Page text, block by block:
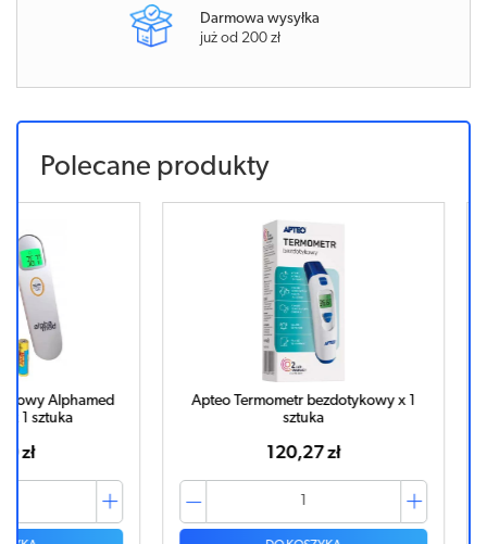
Darmowa wysyłka
już od 200 zł
Polecane produkty
Apteo Termometr bezdotykowy x 1
120,27 zł